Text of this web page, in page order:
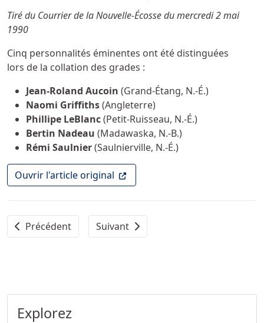
Détails
Tiré du Courrier de la Nouvelle-Écosse du mercredi 2 mai
1990
Cinq personnalités éminentes ont été distinguées
lors de la collation des grades :
Jean-Roland Aucoin (Grand-Étang, N.-É.)
Naomi Griffiths(Angleterre)
Phillipe LeBlanc(Petit-Ruisseau, N.-É.)
Bertin Nadeau (Madawaska, N.-B.)
Rémi Saulnier(Saulnierville, N.-É.)
Ouvrir l'article original (Ce lien ouvre dans un nouvel
Article précédent : Les pères Eudistes fêtent leur
Précédent Article suivant : L'Université Sainte-
Suivant
Explorez